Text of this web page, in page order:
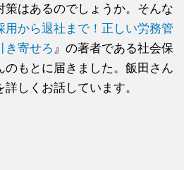
策はあるのでしょうか。そんな
用から退社まで！正しい労務管
き寄せろ 』の著者である社会保
のもとに届きました。飯田さん
しくお話しています。